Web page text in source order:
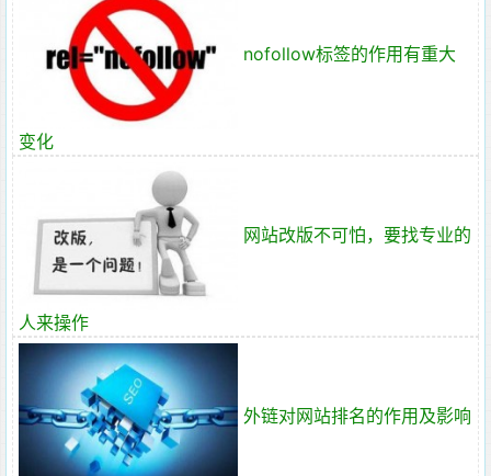
nofollow标签的作用有重大
变化
网站改版不可怕，要找专业的
人来操作
外链对网站排名的作用及影响